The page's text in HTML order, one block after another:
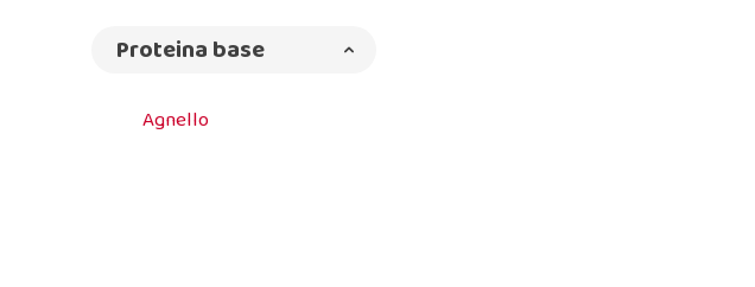
Proteina base
Agnello